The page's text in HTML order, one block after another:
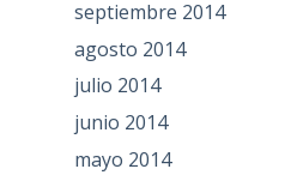
septiembre 2014
agosto 2014
julio 2014
junio 2014
mayo 2014